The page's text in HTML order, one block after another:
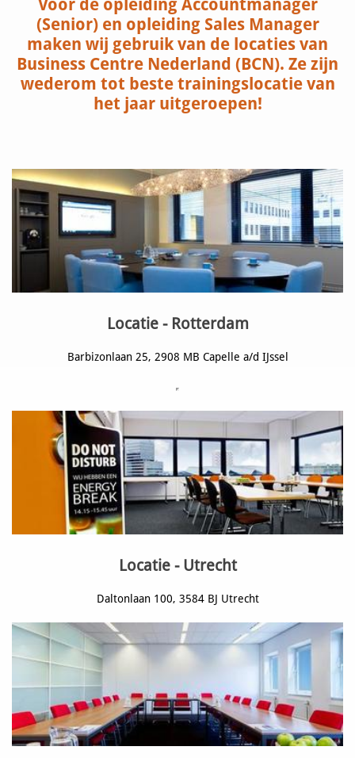
Voor de opleiding Accountmanager
(Senior) en opleiding Sales Manager
maken wij gebruik van de locaties van
Business Centre Nederland (BCN). Ze zijn
wederom tot beste trainingslocatie van
het jaar uitgeroepen!
Locatie - Rotterdam
Barbizonlaan 25, 2908 MB Capelle a/d IJssel
Locatie - Utrecht
Daltonlaan 100, 3584 BJ Utrecht